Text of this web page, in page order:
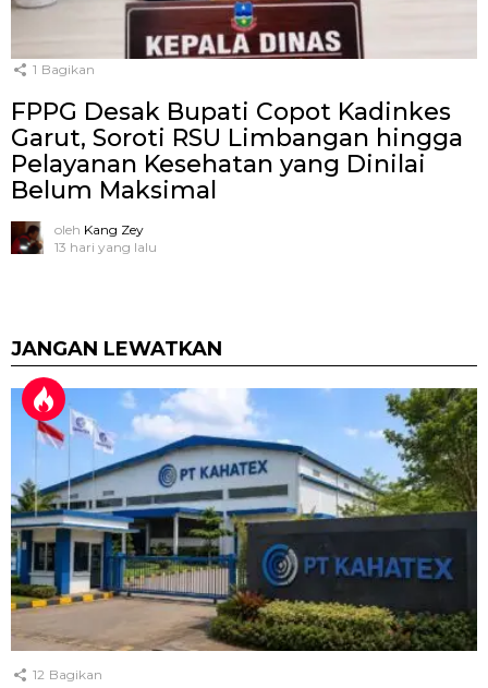
1 Bagikan
FPPG Desak Bupati Copot Kadinkes
Garut, Soroti RSU Limbangan hingga
Pelayanan Kesehatan yang Dinilai
Belum Maksimal
oleh Kang Zey
13 hari yang lalu
JANGAN LEWATKAN
12 Bagikan